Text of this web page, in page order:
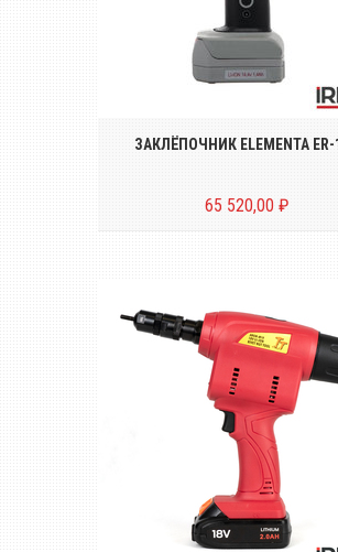
Беспроводной
инструмент для установки
заклёпок диаметром от Ø 2.4 до Ø
ЗАКЛЁПОЧНИК ELEMENTA ER-
65 520,00 ₽
Аккумуляторный инструмент
установки резьбовых заклёпок